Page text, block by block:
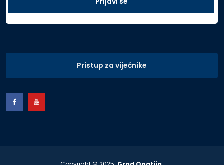
Pristup za vijećnike